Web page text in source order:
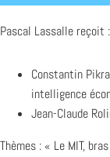
Pascal Lassalle reçoit :
Constantin
intelligence
Jean-Claude
Thèmes : « Le MIT,